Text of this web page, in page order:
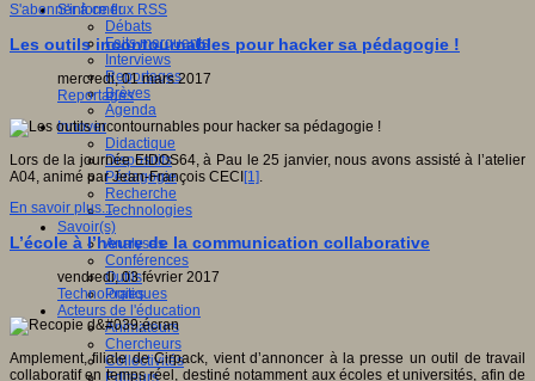
S'informer
Débats
Faits marquants
Interviews
Reportages
Brèves
Agenda
Innover
Didactique
Dispositifs
Pédagogie
Recherche
Technologies
Savoir(s)
Analyses
Conférences
Outils
Pratiques
Acteurs de l'éducation
Animateurs
Chercheurs
Collectivités
Editeurs
S'abonner à ce flux RSS
Les outils incontournables pour hacker sa pédagogie !
mercredi, 01 mars 2017
Reportages
Lors de la journée EIDOS64, à Pau le 25 janvier, nous avons assisté à l’atelier
A04, animé par Jean-François CECI [1].
En savoir plus...
L’école à l’heure de la communication collaborative
vendredi, 03 février 2017
Technologies
Amplement, filiale de Cirpack, vient d’annoncer à la presse un outil de travail
collaboratif en temps réel, destiné notamment aux écoles et universités, afin de